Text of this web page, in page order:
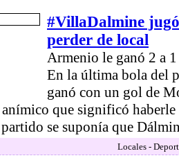
#VillaDalmine
perder de local
Armenio le ganó 2 a
En la última bola del
ganó con un gol de
que significó haberle
se suponía que
Locales -